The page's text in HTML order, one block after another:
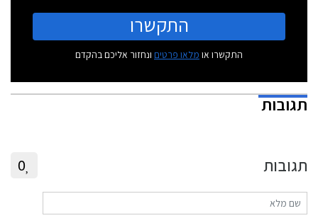
התקשרו
התקשרו או מלאו פרטים ונחזור אליכם בהקדם
תגובות
תגובות 0